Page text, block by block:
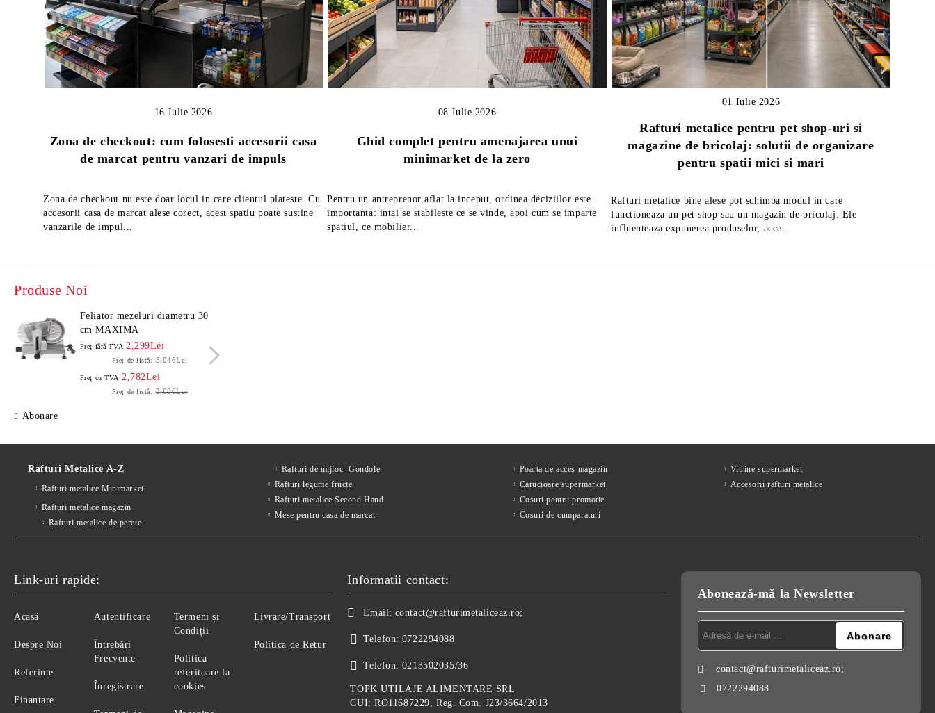
Zona de checkout: cum folosesti accesorii casa
de marcat pentru vanzari de impuls
16 Iulie 2026
Zona de checkout nu este doar locul in care clientul plateste. Cu
accesorii casa de marcat alese corect, acest spatiu poate sustine
vanzarile de impul...
Ghid complet pentru amenajarea unui
minimarket de la zero
08 Iulie 2026
Pentru un antreprenor aflat la inceput, ordinea deciziilor este
importanta: intai se stabileste ce se vinde, apoi cum se imparte
spatiul, ce mobilier...
Rafturi metalice pentru pet shop-uri si
magazine de bricolaj: solutii de organizare
pentru spatii mici si mari
01 Iulie 2026
Rafturi metalice bine alese pot schimba modul in care
functioneaza un pet shop sau un magazin de bricolaj. Ele
influenteaza expunerea produselor, acce...
Produse Noi
Feliator mezeluri diametru 30
cm MAXIMA
Preţ fără TVA 2,299Lei
Preț de listă: 3,046Lei
Preţ cu TVA 2,782Lei
Preț de listă: 3,686Lei
Abonare
Rafturi Metalice A-Z
Rafturi metalice Minimarket
Rafturi metalice magazin
Rafturi metalice de perete
Rafturi de mijloc- Gondole
Rafturi legume fructe
Rafturi metalice Second Hand
Mese pentru casa de marcat
Poarta de acces magazin
Carucioare supermarket
Cosuri pentru promotie
Cosuri de cumparaturi
Vitrine supermarket
Accesorii rafturi metalice
Link-uri rapide:
Acasă
Despre Noi
Referinte
Finantare
Autentificare
Întrebări
Frecvente
Înregistrare
Termeni și
Condiții
Politica
referitoare la
cookies
Livrare/Transport
Politica de Retur
Informatii contact:
Email: contact@rafturimetaliceaz.ro;
Telefon: 0722294088
Telefon: 0213502035/36
TOPK UTILAJE ALIMENTARE SRL
CUI: RO11687229, Reg. Com. J23/3664/2013
Abonează-mă la Newsletter
contact@rafturimetaliceaz.ro;
0722294088